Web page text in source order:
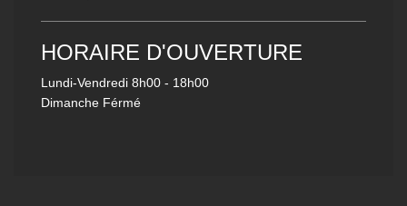
HORAIRE D'OUVERTURE
Lundi-Vendredi 8h00 - 18h00
Dimanche Férmé